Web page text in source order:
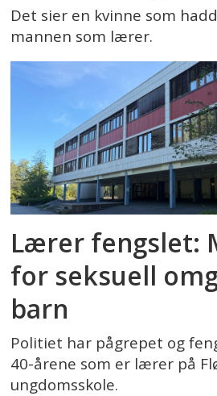
Det sier en kvinne som
mannen som lærer.
Lærer fengslet:
for seksuell
barn
Politiet har pågrepet og
40-årene som er lærer på
ungdomsskole.